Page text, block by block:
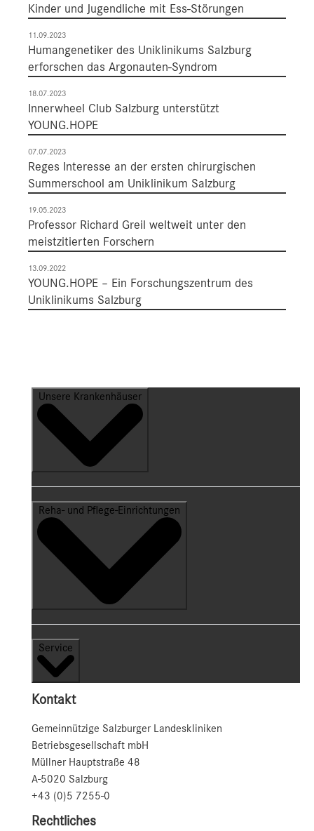
Kinder und Jugendliche mit Ess-Störungen
11.09.2023
Humangenetiker des Uniklinikums Salzburg
erforschen das Argonauten-Syndrom
18.07.2023
Innerwheel Club Salzburg unterstützt
YOUNG.HOPE
07.07.2023
Reges Interesse an der ersten chirurgischen
Summerschool am Uniklinikum Salzburg
19.05.2023
Professor Richard Greil weltweit unter den
meistzitierten Forschern
13.09.2022
YOUNG.HOPE – Ein Forschungszentrum des
Uniklinikums Salzburg
Unsere Krankenhäuser
Reha- und Pflege-Einrichtungen
Service
Kontakt
Gemeinnützige Salzburger Landeskliniken
Betriebsgesellschaft mbH
Müllner Hauptstraße 48
A-5020 Salzburg
+43 (0)5 7255-0
Rechtliches